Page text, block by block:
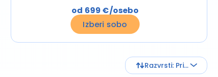
od 699 €/osebo
Izberi sobo
Razvrsti: Privzeto